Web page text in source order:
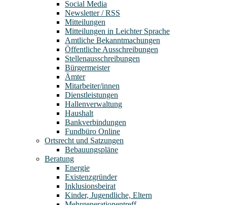
Social Media
Newsletter / RSS
Mitteilungen
Mitteilungen in Leichter Sprache
Amtliche Bekanntmachungen
Öffentliche Ausschreibungen
Stellenausschreibungen
Bürgermeister
Ämter
Mitarbeiter/innen
Dienstleistungen
Hallenverwaltung
Haushalt
Bankverbindungen
Fundbüro Online
Ortsrecht und Satzungen
Bebauungspläne
Beratung
Energie
Existenzgründer
Inklusionsbeirat
Kinder, Jugendliche, Eltern